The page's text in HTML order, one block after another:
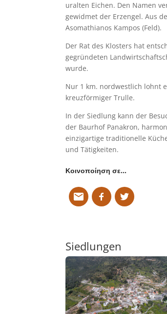
uralten Eichen. Den Namen
gewidmet der Erzengel. Aus
Asomathianos Kampos (Feld).
Der Rat des Klosters hat
gegründeten
wurde.
Nur 1 km. nordwestlich lohnt
kreuzförmiger Trulle.
In der Siedlung kann der
der Baurhof Panakron,
einzigartige traditionelle
und Tätigkeiten.
Κοινοποίηση σε…
Siedlungen